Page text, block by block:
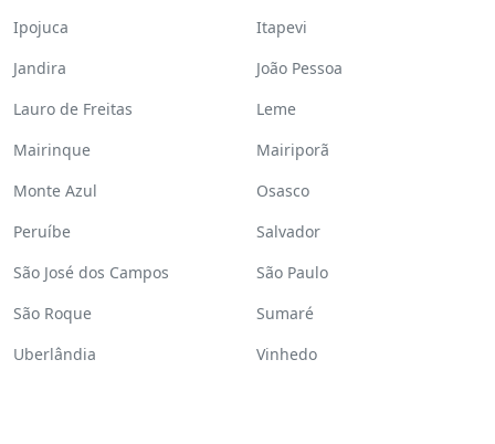
Ipojuca
Itapevi
Jandira
João Pessoa
Lauro de Freitas
Leme
Mairinque
Mairiporã
Monte Azul
Osasco
Peruíbe
Salvador
São José dos Campos
São Paulo
São Roque
Sumaré
Uberlândia
Vinhedo